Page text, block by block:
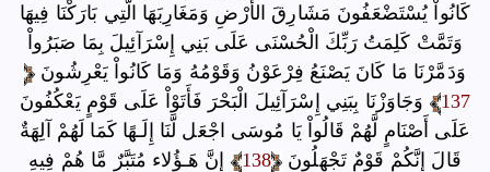
كَانُواْ يُسْتَضْعَفُونَ مَشَارِقَ الأَرْضِ وَمَغَارِبَهَا الَّتِي بَارَكْنَا فِيهَا
وَتَمَّتْ كَلِمَتُ رَبِّكَ الْحُسْنَى عَلَى بَنِي إِسْرَآئِيلَ بِمَا صَبَرُواْ
وَدَمَّرْنَا مَا كَانَ يَصْنَعُ فِرْعَوْنُ وَقَوْمُهُ وَمَا كَانُواْ يَعْرِشُونَ
137
وَجَاوَزْنَا بِبَنِي إِسْرَآئِيلَ الْبَحْرَ فَأَتَوْاْ عَلَى قَوْمٍ يَعْكُفُونَ
عَلَى أَصْنَامٍ لَّهُمْ قَالُواْ يَا مُوسَى اجْعَل لَّنَا إِلَـهًا كَمَا لَهُمْ آلِهَةٌ
قَالَ إِنَّكُمْ قَوْمٌ تَجْهَلُونَ
138
إِنَّ هَـؤُلاء مُتَبَّرٌ مَّا هُمْ فِيهِ